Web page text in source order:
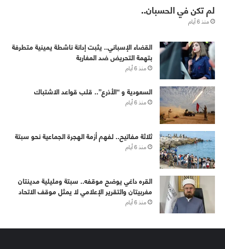
لم تكن في الحسبان..
منذ 6 أيام
القضاء الإسباني.. يثبت إدانة ناشطة يمينية متطرفة
بتهمة التحريض ضد المغاربة
منذ 6 أيام
‏⁧‫السعودية‬⁩ و “الأذرع”.. قلب قواعد الاشتباك
منذ 6 أيام
ثلاثة مفاتيح.. لفهم أزمة الهجرة الجماعية نحو سبتة
منذ 6 أيام
القره داغي يوضح موقفه.. سبتة ومليلية مدينتان
مغربيتان والتقرير الإعلامي لا يمثل موقف الاتحاد
منذ 6 أيام